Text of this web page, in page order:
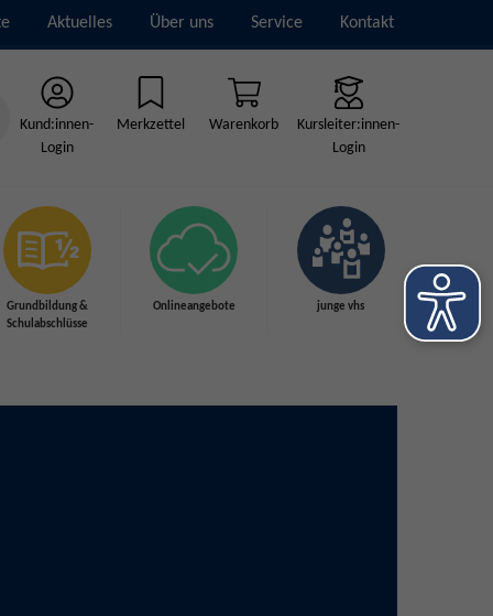
Aktuelles Über uns Service Kontakt
Kund:innen-
Login
Merkzettel Warenkorb
Kursleiter:innen-
Login
Grundbildung &
Schulabschlüsse
Onlineangebote junge vhs